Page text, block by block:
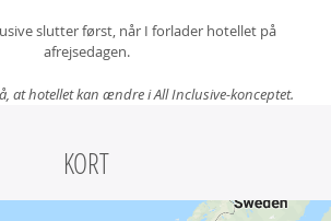
slutter først, når I forlader hotellet på
afrejsedagen.
at hotellet kan ændre i All Inclusive-konceptet.
KORT